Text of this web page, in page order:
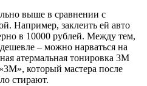
выше в сравнении с
Например, заклеить ей авто
в 10000 рублей. Между тем,
– можно нарваться на
атермальная тонировка 3M
который мастера после
стирают.